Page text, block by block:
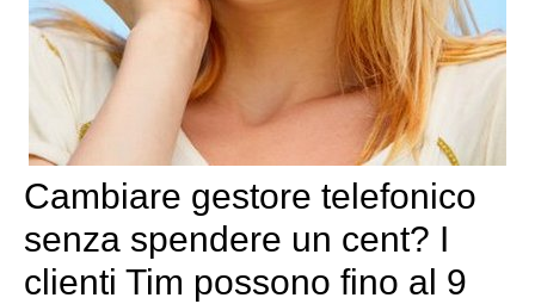
Cambiare gestore telefonico
senza spendere un cent? I
clienti Tim possono fino al 9